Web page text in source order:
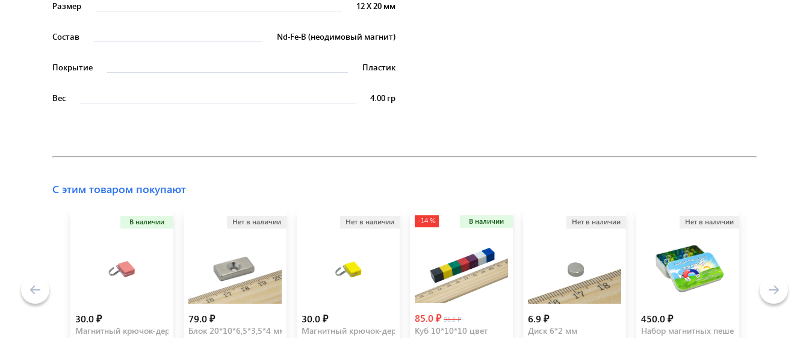
Размер 12X20 мм
Состав Nd-Fe-B (неодимовый магнит)
Покрытие Пластик
Вес 4.00 гр
С этим товаром покупают
В наличии
30.0 ₽
Магнитный крючок-держатель розовый
Нет в наличии
79.0 ₽
Блок 20*10*6,5*3,5*4 мм
Нет в наличии
30.0 ₽
Магнитный крючок-держатель желтый
-14 % В наличии
85.0 ₽ 98.8 ₽
Куб 10*10*10 цвет
Нет в наличии
6.9 ₽
Диск 6*2 мм
Нет в наличии
450.0 ₽
Набор магнитных пешек (40 шт)